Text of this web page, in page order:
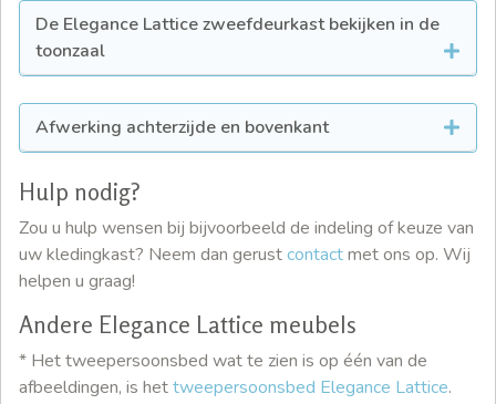
De Elegance Lattice zweefdeurkast bekijken in de
toonzaal
Afwerking achterzijde en bovenkant
Hulp nodig?
Zou u hulp wensen bij bijvoorbeeld de indeling of keuze van
uw kledingkast? Neem dan gerustcontactmet ons op. Wij
helpen u graag!
Andere Elegance Lattice meubels
* Het tweepersoonsbed wat te zien is op één van de
afbeeldingen, is hettweepersoonsbed Elegance Lattice.